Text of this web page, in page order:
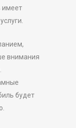
имеет
внимания
будет